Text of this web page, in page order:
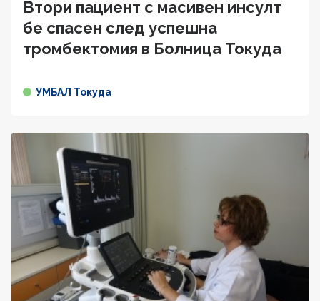
Втори пациент с масивен инсулт
бе спасен след успешна
тромбектомия в Болница Токуда
УМБАЛ Токуда